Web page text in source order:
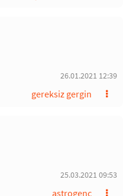
26.01.2021 12:39
gereksiz gergin
25.03.2021 09:53
astrogenc